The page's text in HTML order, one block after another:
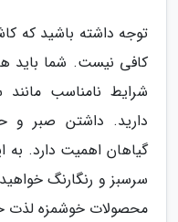
توجه داشته باشید که
کافی نیست. شما باید
شرایط نامناسب
دارید. داشتن صبر و
گیاهان اهمیت دارد. به
سرسبز و رنگارنگ
محصولات خوشمزه لذت